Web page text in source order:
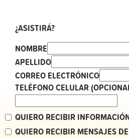
¿ASISTIRÁ?
NOMBRE
APELLIDO
CORREO ELECTRÓNICO
TELÉFONO CELULAR
QUIERO RECIBIR
QUIERO RECIBIR MENSAJES